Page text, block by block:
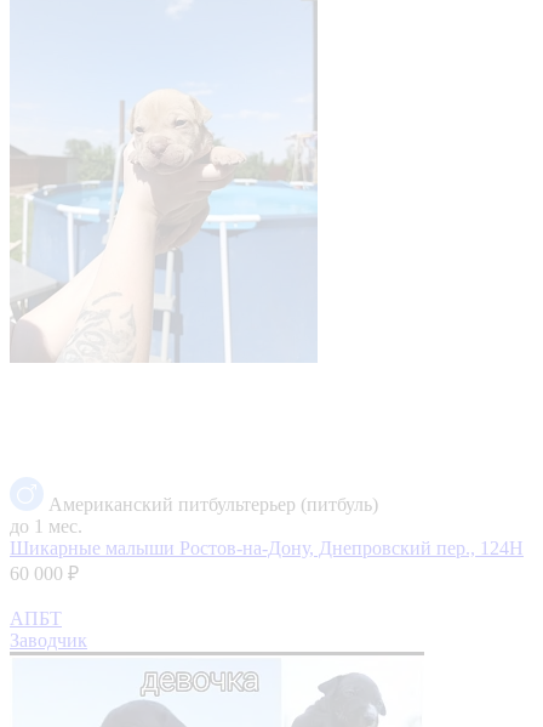
Американский питбультерьер (питбуль)
до 1 мес.
Шикарные малыши Ростов-на-Дону, Днепровский пер., 124Н
60 000 ₽
АПБТ
Заводчик